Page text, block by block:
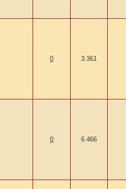
0 3.361
0 6.466